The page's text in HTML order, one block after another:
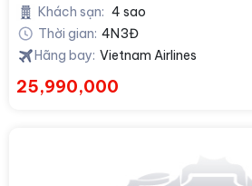
Khách sạn: 4 sao
Thời gian: 4N3Đ
Hãng bay: Vietnam Airlines
25,990,000